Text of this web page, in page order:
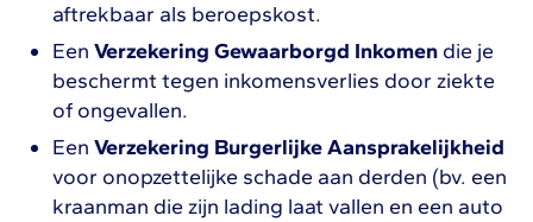
aftrekbaar als beroepskost.
Een Verzekering Gewaarborgd Inkomen die je
beschermt tegen inkomensverlies door ziekte
of ongevallen.
Een Verzekering Burgerlijke Aansprakelijkheid
voor onopzettelijke schade aan derden (bv. een
kraanman die zijn lading laat vallen en een auto